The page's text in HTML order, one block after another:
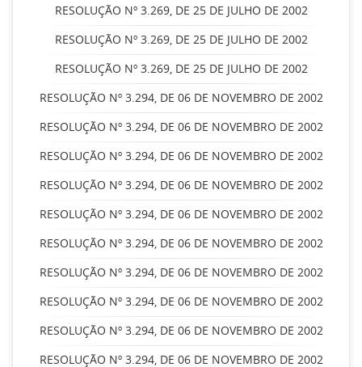
RESOLUÇÃO Nº 3.269, DE 25 DE JULHO DE 2002
RESOLUÇÃO Nº 3.269, DE 25 DE JULHO DE 2002
RESOLUÇÃO Nº 3.269, DE 25 DE JULHO DE 2002
RESOLUÇÃO Nº 3.294, DE 06 DE NOVEMBRO DE 2002
RESOLUÇÃO Nº 3.294, DE 06 DE NOVEMBRO DE 2002
RESOLUÇÃO Nº 3.294, DE 06 DE NOVEMBRO DE 2002
RESOLUÇÃO Nº 3.294, DE 06 DE NOVEMBRO DE 2002
RESOLUÇÃO Nº 3.294, DE 06 DE NOVEMBRO DE 2002
RESOLUÇÃO Nº 3.294, DE 06 DE NOVEMBRO DE 2002
RESOLUÇÃO Nº 3.294, DE 06 DE NOVEMBRO DE 2002
RESOLUÇÃO Nº 3.294, DE 06 DE NOVEMBRO DE 2002
RESOLUÇÃO Nº 3.294, DE 06 DE NOVEMBRO DE 2002
RESOLUÇÃO Nº 3.294, DE 06 DE NOVEMBRO DE 2002